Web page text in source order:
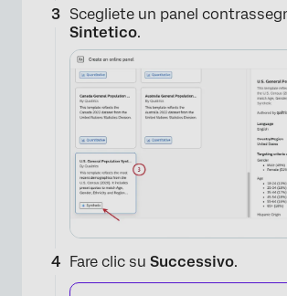
Scegliete un panel
Sintetico.
Fare clic su Successivo.